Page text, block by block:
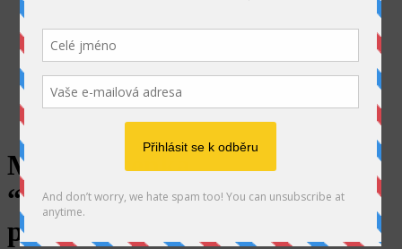
Martin Ščepka
“Iný uhol
pohľadu”